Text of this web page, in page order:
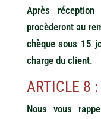
Après
procèderont au
chèque sous 15
charge du client.
ARTICLE 8
Nous vous